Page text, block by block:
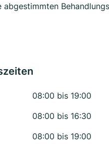
abgestimmten
08:00 bis 19:00
08:00 bis 16:30
08:00 bis 19:00